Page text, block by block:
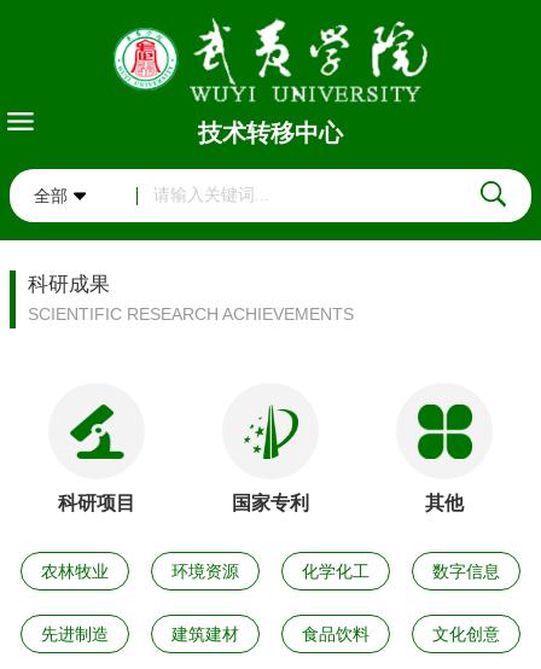
技术转移中心
全部
科研成果
SCIENTIFIC RESEARCH ACHIEVEMENTS
科研项目 国家专利 其他
农林牧业 环境资源 化学化工 数字信息
先进制造 建筑建材 食品饮料 文化创意